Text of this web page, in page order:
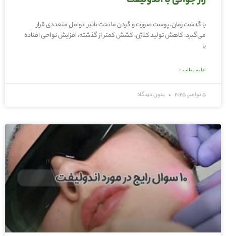
با گذشت زمان، پوست صورت و گردن ما تحت تأثیر عوامل متعددی قرار
می‌گیرد: کاهش تولید کلاژن، کشش کمتر از گذشته، افزایش نواحی افتاده
یا
ادامه مطلب »
5 نوامبر, 2025 بدون دیدگاه